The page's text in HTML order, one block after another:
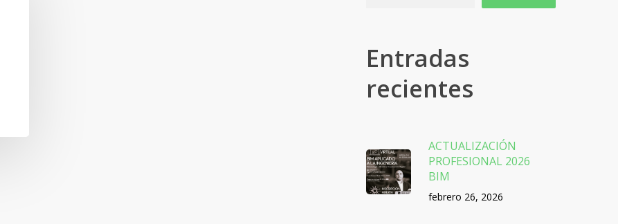
Entradas
recientes
ACTUALIZACIÓN
PROFESIONAL 2026
BIM
febrero 26, 2026